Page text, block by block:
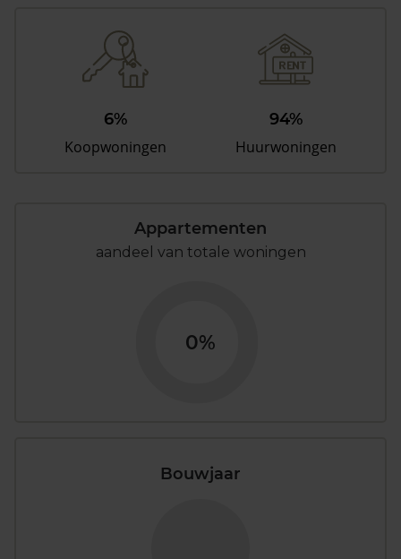
6%
Koopwoningen
94%
Huurwoningen
Appartementen
aandeel van totale woningen
0%
Bouwjaar